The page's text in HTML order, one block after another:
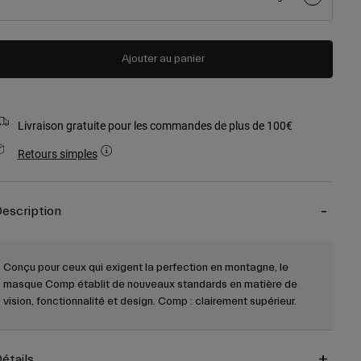
Ajouter au panier
Livraison gratuite pour les commandes de plus de 100€
Retours simples
Conçu pour ceux qui exigent la perfection en montagne, le
masque Comp établit de nouveaux standards en matière de
vision, fonctionnalité et design. Comp : clairement supérieur.